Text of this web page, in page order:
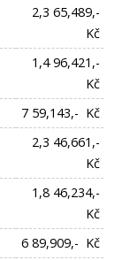
2,3 65,489,-
Kč
1,4 96,421,-
Kč
7 59,143,- Kč
2,3 46,661,-
Kč
1,8 46,234,-
Kč
6 89,909,- Kč